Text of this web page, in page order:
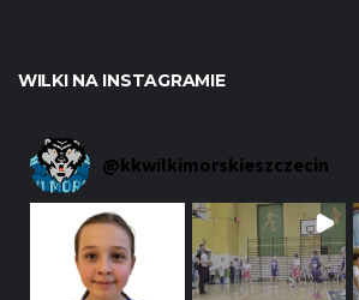
WILKI NA INSTAGRAMIE
@kkwilkimorskieszczecin